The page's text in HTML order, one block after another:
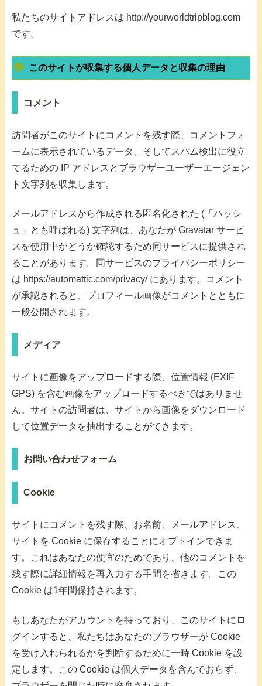
私たちのサイトアドレスは http://yourworldtripblog.com
です。
このサイトが収集する個人データと収集の理由
コメント
訪問者がこのサイトにコメントを残す際、コメントフォ
ームに表示されているデータ、そしてスパム検出に役立
てるための IP アドレスとブラウザーユーザーエージェン
ト文字列を収集します。
メールアドレスから作成される匿名化された (「ハッシ
ュ」とも呼ばれる) 文字列は、あなたが Gravatar サービ
スを使用中かどうか確認するため同サービスに提供され
ることがあります。同サービスのプライバシーポリシー
は https://automattic.com/privacy/ にあります。コメント
が承認されると、プロフィール画像がコメントとともに
一般公開されます。
メディア
サイトに画像をアップロードする際、位置情報 (EXIF
GPS) を含む画像をアップロードするべきではありませ
ん。サイトの訪問者は、サイトから画像をダウンロード
して位置データを抽出することができます。
お問い合わせフォーム
Cookie
サイトにコメントを残す際、お名前、メールアドレス、
サイトを Cookie に保存することにオプトインできま
す。これはあなたの便宜のためであり、他のコメントを
残す際に詳細情報を再入力する手間を省きます。この
Cookie は1年間保持されます。
もしあなたがアカウントを持っており、このサイトにロ
グインすると、私たちはあなたのブラウザーが Cookie
を受け入れられるかを判断するために一時 Cookie を設
定します。この Cookie は個人データを含んでおらず、